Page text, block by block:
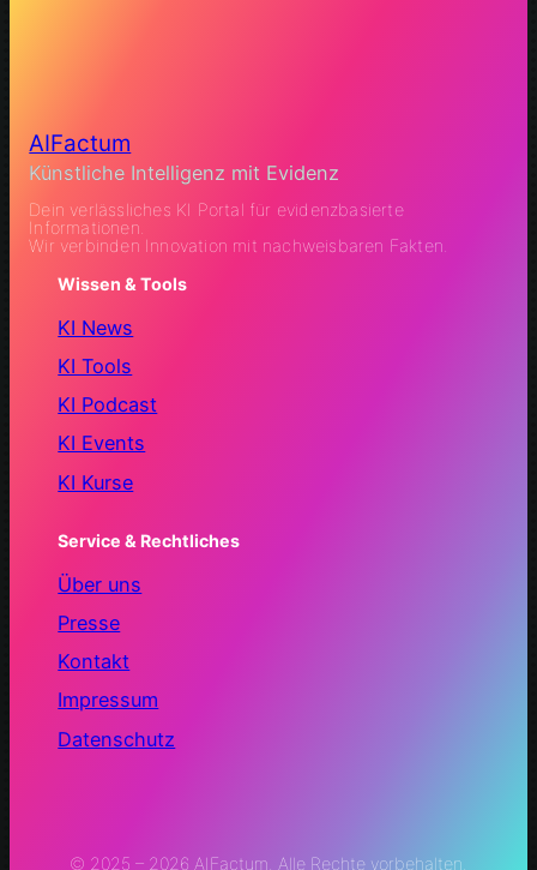
AIFactum
Künstliche Intelligenz mit Evidenz
Dein verlässliches KI Portal für evidenzbasierte
Informationen.
Wir verbinden Innovation mit nachweisbaren Fakten.
Wissen & Tools
KI News
KI Tools
KI Podcast
KI Events
KI Kurse
Service & Rechtliches
Über uns
Presse
Kontakt
Impressum
Datenschutz
© 2025 – 2026 AIFactum. Alle Rechte vorbehalten.